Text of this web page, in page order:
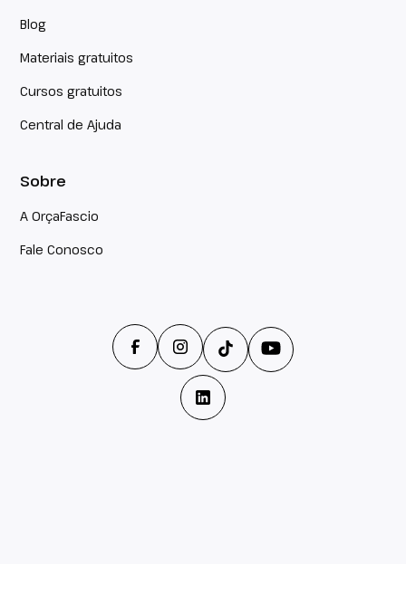
Blog
Materiais gratuitos
Cursos gratuitos
Central de Ajuda
Sobre
A OrçaFascio
Fale Conosco